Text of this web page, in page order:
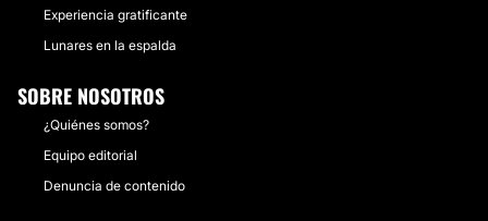
Experiencia gratificante
Lunares en la espalda
SOBRE NOSOTROS
¿Quiénes somos?
Equipo editorial
Denuncia de contenido